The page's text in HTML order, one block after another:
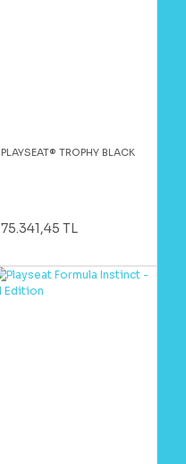
PLAYSEAT® TROPHY BLACK
75.341,45 TL